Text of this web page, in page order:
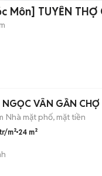
Môn] TUYỂN THỢ
VÂN GẦN
Nhà mặt phố, mặt tiền
m² 24 m²